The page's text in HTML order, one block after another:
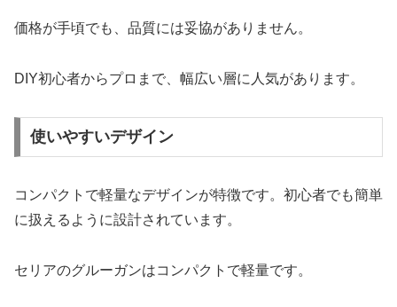
価格が手頃でも、品質には妥協がありません。
DIY初心者からプロまで、幅広い層に人気があります。
使いやすいデザイン
コンパクトで軽量なデザインが特徴です。初心者でも簡単
に扱えるように設計されています。
セリアのグルーガンはコンパクトで軽量です。